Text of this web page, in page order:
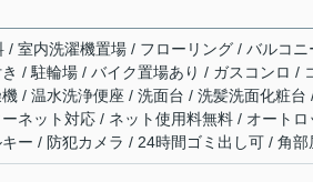
/ 室内洗濯機置場 / フローリング / バルコ
/ 駐輪場 / バイク置場あり / ガスコンロ /
/ 温水洗浄便座 / 洗面台 / 洗髪洗面化粧
ネット対応 / ネット使用料無料 / オート
ー / 防犯カメラ / 24時間ゴミ出し可 / 角